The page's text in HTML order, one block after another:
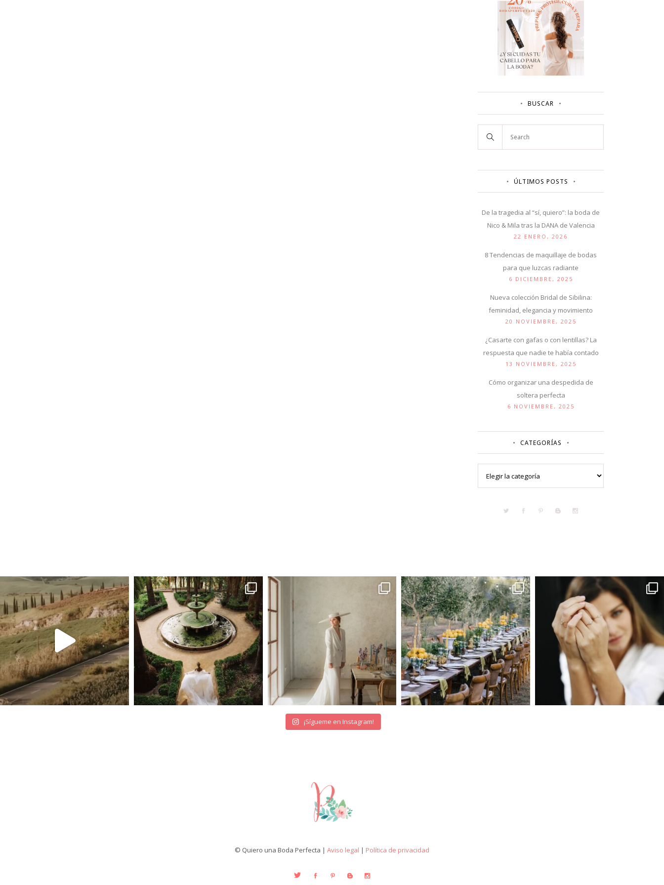
BUSCAR
ÚLTIMOS POSTS
De la tragedia al “sí, quiero”: la boda de
Nico & Mila tras la DANA de Valencia
22 ENERO, 2026
8 Tendencias de maquillaje de bodas
para que luzcas radiante
6 DICIEMBRE, 2025
Nueva colección Bridal de Sibilina:
feminidad, elegancia y movimiento
20 NOVIEMBRE, 2025
¿Casarte con gafas o con lentillas? La
respuesta que nadie te había contado
13 NOVIEMBRE, 2025
Cómo organizar una despedida de
soltera perfecta
6 NOVIEMBRE, 2025
CATEGORÍAS
¡Sígueme en Instagram!
© Quiero una Boda Perfecta | Aviso legal | Política de privacidad